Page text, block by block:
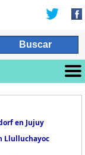
en Jujuy
Llulluchayoc